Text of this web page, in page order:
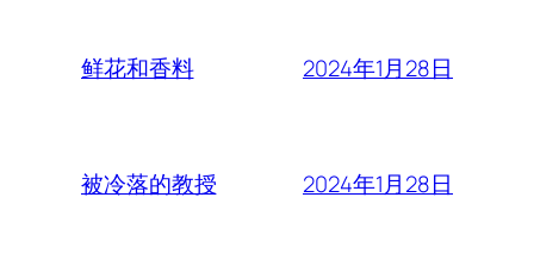
鲜花和香料 2024年1月28日
被冷落的教授 2024年1月28日